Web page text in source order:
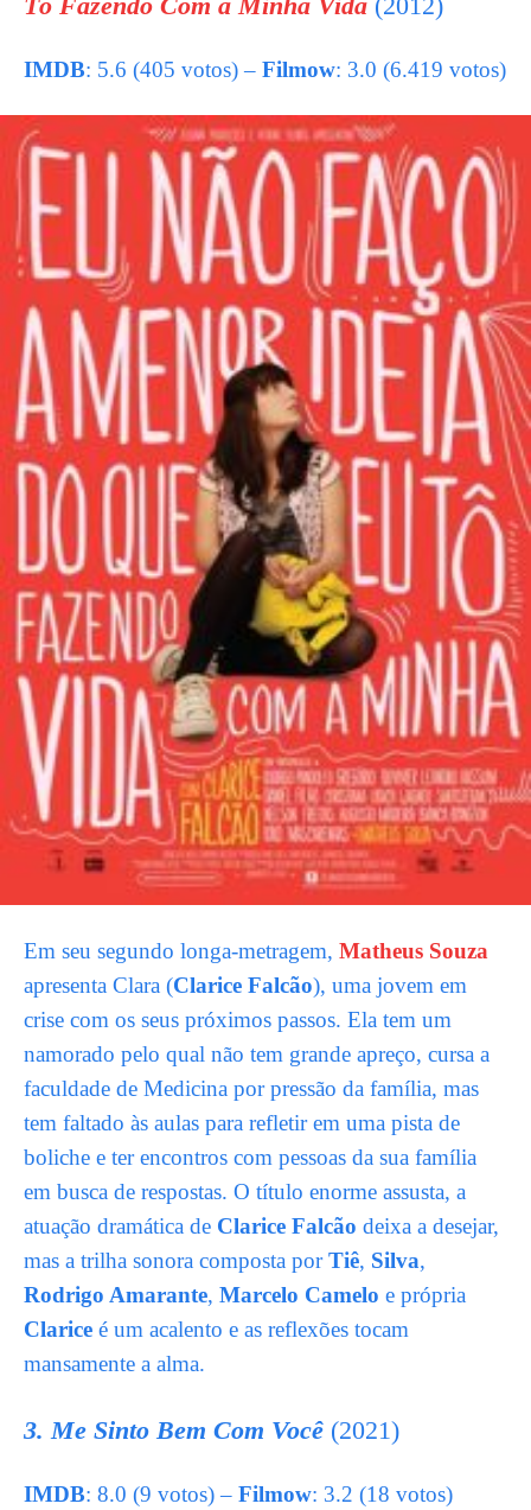
IMDB: 5.6 (405 votos) – Filmow: 3.0 (6.419 votos)
Em seu segundo longa-metragem, Matheus Souza
apresenta Clara (Clarice Falcão), uma jovem em
crise com os seus próximos passos. Ela tem um
namorado pelo qual não tem grande apreço, cursa a
faculdade de Medicina por pressão da família, mas
tem faltado às aulas para refletir em uma pista de
boliche e ter encontros com pessoas da sua família
em busca de respostas. O título enorme assusta, a
atuação dramática de Clarice Falcão deixa a desejar,
mas a trilha sonora composta porTiê, Silva,
Rodrigo Amarante, Marcelo Camelo e própria
Clarice é um acalento e as reflexões tocam
mansamente a alma.
3. Me Sinto Bem Com Você (2021)
IMDB: 8.0 (9 votos) – Filmow: 3.2 (18 votos)